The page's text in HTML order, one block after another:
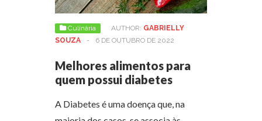
Culinária AUTHOR: GABRIELLY
SOUZA
- 6 DE OUTUBRO DE 2022
Melhores alimentos para
quem possui diabetes
A Diabetes é uma doença que, na